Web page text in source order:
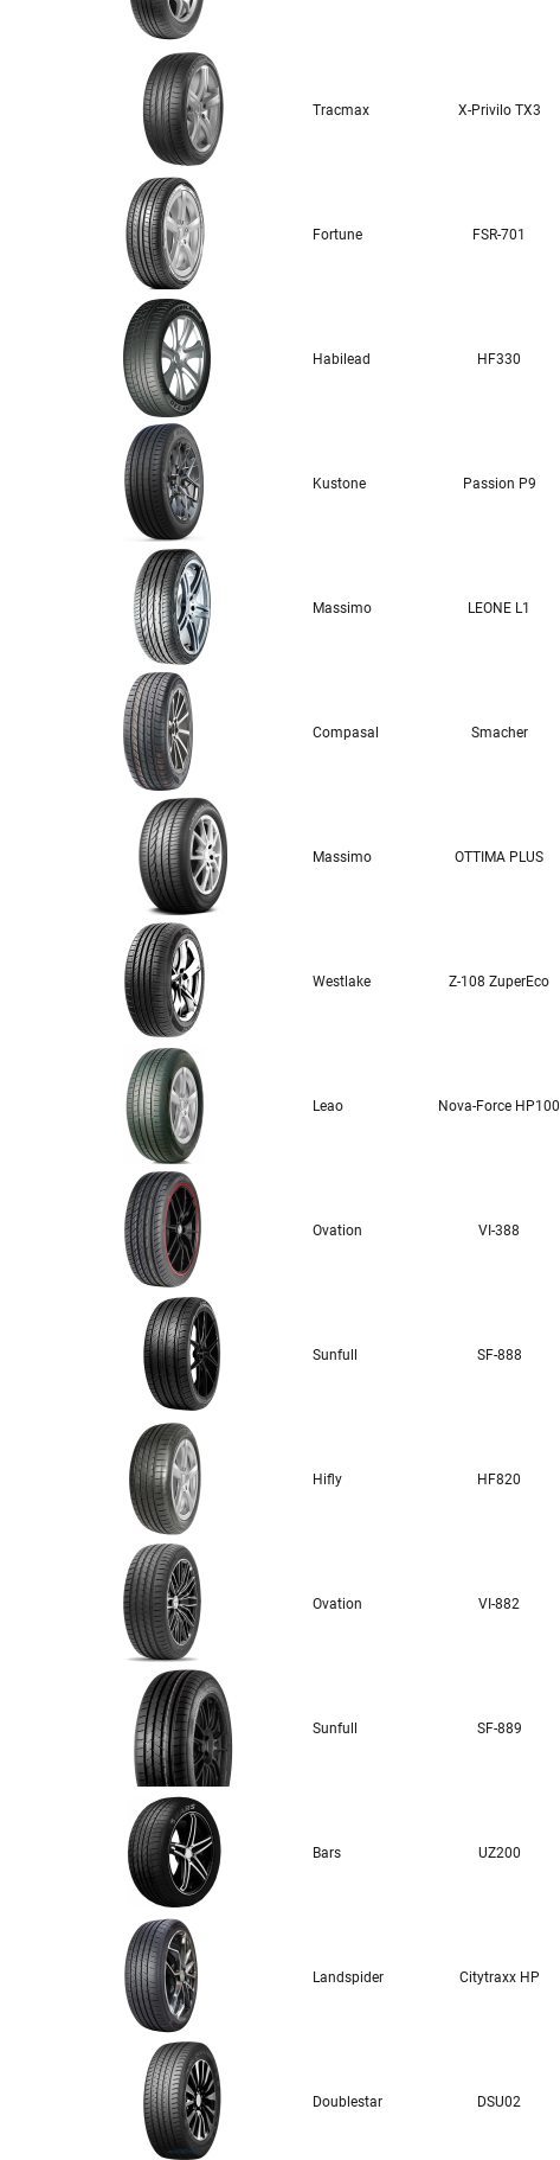
Tracmax X-Privilo TX3
Fortune FSR-701
Habilead HF330
Kustone Passion P9
Massimo LEONE L1
Compasal Smacher
Massimo OTTIMA PLUS
Westlake Z-108 ZuperEco
Leao Nova-Force HP100
Ovation VI-388
Sunfull SF-888
Hifly HF820
Ovation VI-882
Sunfull SF-889
Bars UZ200
Landspider Citytraxx HP
Doublestar DSU02